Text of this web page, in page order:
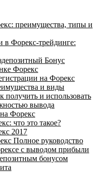
преимущества, типы и
в Форекс-трейдинге:
Бонус
Форекс
на Форекс
и виды
и использовать
вывода
Форекс
что это такое?
2017
Полное руководство
с выводом прибыли
бонусом